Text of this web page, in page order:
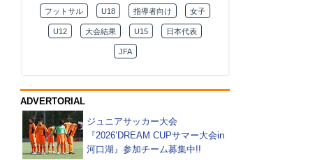
フットサル U18 指導者向け 女子
U12 大会結果 U15 日本代表
JFA
ADVERTORIAL
ジュニアサッカー大会
『2026’DREAM CUPサマー大会in
河口湖』参加チーム募集中!!